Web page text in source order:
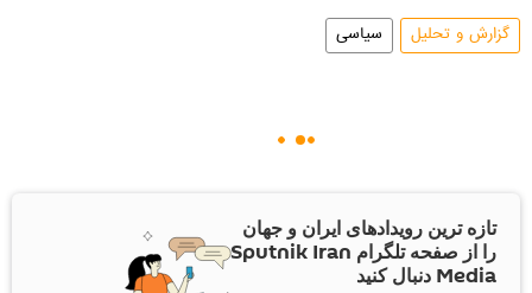
گزارش و تحلیل سیاسی
تازه ترین رویدادهای ایران و جهان
را از صفحه تلگرام Sputnik Iran
Media دنبال کنید